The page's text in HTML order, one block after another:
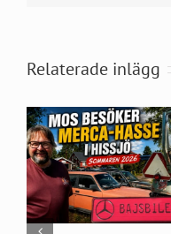
Relaterade inlägg